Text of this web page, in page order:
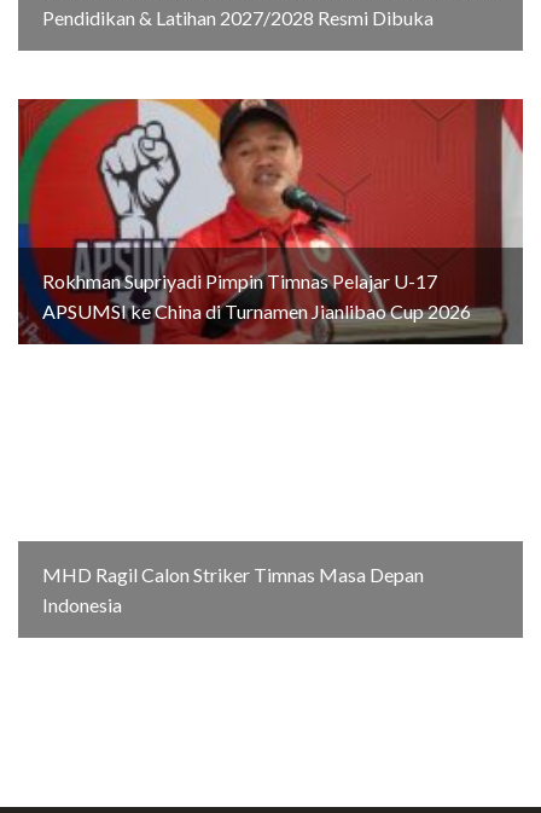
Pendidikan & Latihan 2027/2028 Resmi Dibuka
Rokhman Supriyadi Pimpin Timnas Pelajar U-17
APSUMSI ke China di Turnamen Jianlibao Cup 2026
MHD Ragil Calon Striker Timnas Masa Depan
Indonesia